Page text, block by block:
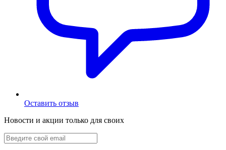
Оставить отзыв
Новости и акции только для своих